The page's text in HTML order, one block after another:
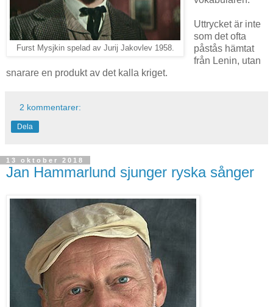
Furst Mysjkin spelad av Jurij Jakovlev 1958.
Uttrycket är inte
som det ofta
påstås hämtat
från Lenin, utan
snarare en produkt av det kalla kriget.
2 kommentarer:
Dela
13 oktober 2018
Jan Hammarlund sjunger ryska sånger